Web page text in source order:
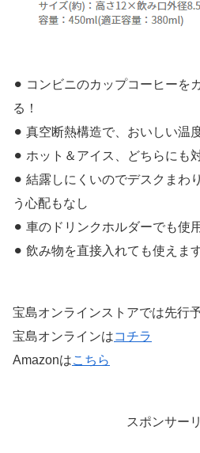
⚫︎ コンビニのカップコーヒーを
る！
⚫︎ 真空断熱構造で、おいしい温
⚫︎ ホット＆アイス、どちらにも
⚫︎ 結露しにくいのでデスクまわ
う心配もなし
⚫︎ 車のドリンクホルダーでも使
⚫︎ 飲み物を直接入れても使えま
宝島オンラインストアでは先行
宝島オンラインはコチラ
Amazonはこちら
スポンサー